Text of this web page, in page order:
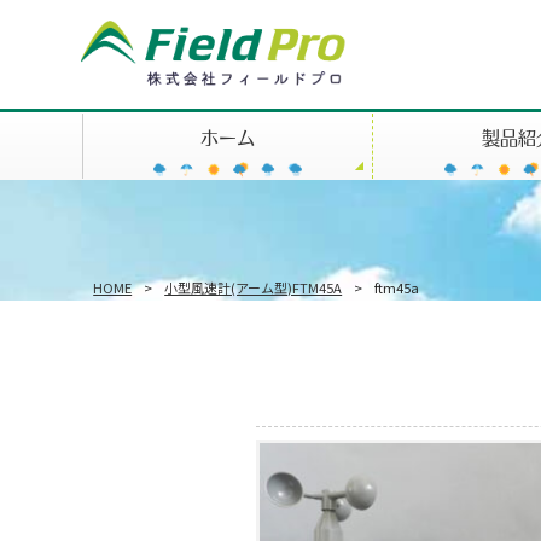
ホーム 製品紹
HOME > 小型風速計(アーム型)FTM45A > ftm45a